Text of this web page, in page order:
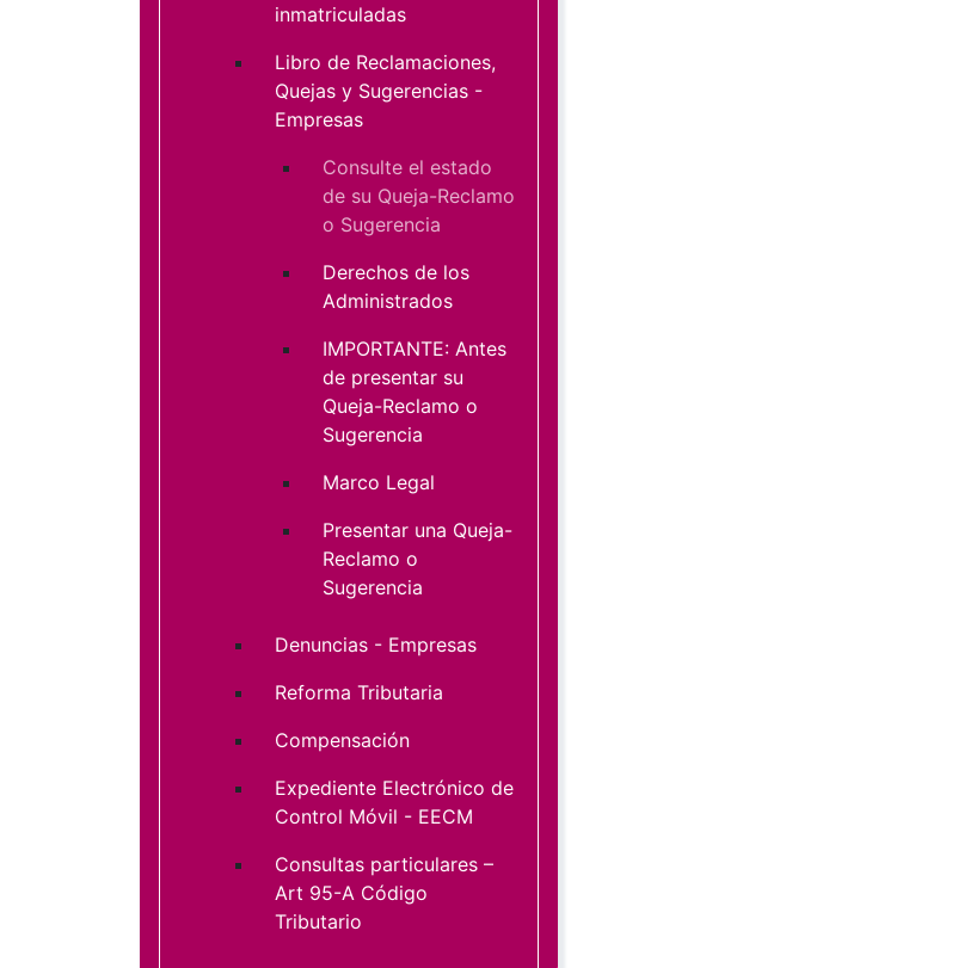
inmatriculadas
Libro de Reclamaciones,
Quejas y Sugerencias -
Empresas
Consulte el estado
de su Queja-Reclamo
o Sugerencia
Derechos de los
Administrados
IMPORTANTE: Antes
de presentar su
Queja-Reclamo o
Sugerencia
Marco Legal
Presentar una Queja-
Reclamo o
Sugerencia
Denuncias - Empresas
Reforma Tributaria
Compensación
Expediente Electrónico de
Control Móvil - EECM
Consultas particulares –
Art 95-A Código
Tributario